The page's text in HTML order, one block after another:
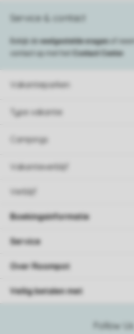
Vakantieparken
Type vakantie
Campings
Vakantieverblijf
Verblijf
Service & contact
Bekijk de veelgestelde vragen
of neem
contact op met het
Contact Center
Follow Us
Boekingsinformatie
Service
Over Roompot
Veilig betalen met